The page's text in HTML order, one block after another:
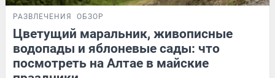
РАЗВЛЕЧЕНИЯ ОБЗОР
Цветущий маральник, живописные
водопады и яблоневые сады: что
посмотреть на Алтае в майские